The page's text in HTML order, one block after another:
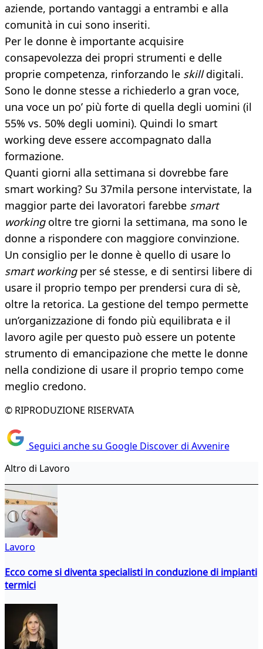
aziende, portando vantaggi a entrambi e alla
comunità in cui sono inseriti.
Per le donne è importante acquisire
consapevolezza dei propri strumenti e delle
proprie competenza, rinforzando le skilldigitali.
Sono le donne stesse a richiederlo a gran voce,
una voce un po’ più forte di quella degli uomini (il
55% vs. 50% degli uomini). Quindi lo smart
working deve essere accompagnato dalla
formazione.
Quanti giorni alla settimana si dovrebbe fare
smart working? Su 37mila persone intervistate, la
maggior parte dei lavoratori farebbe smart
workingoltre tre giorni la settimana, ma sono le
donne a rispondere con maggiore convinzione.
Un consiglio per le donne è quello di usare lo
smart workingper sé stesse, e di sentirsi libere di
usare il proprio tempo per prendersi cura di sè,
oltre la retorica. La gestione del tempo permette
un’organizzazione di fondo più equilibrata e il
lavoro agile per questo può essere un potente
strumento di emancipazione che mette le donne
nella condizione di usare il proprio tempo come
meglio credono.
© RIPRODUZIONE RISERVATA
Seguici anche su Google Discover di Avvenire
Altro di Lavoro
Lavoro
Ecco come si diventa specialisti in conduzione di impianti
termici